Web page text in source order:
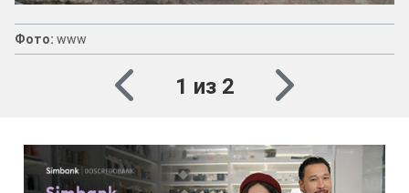
Фото: www
1 из 2